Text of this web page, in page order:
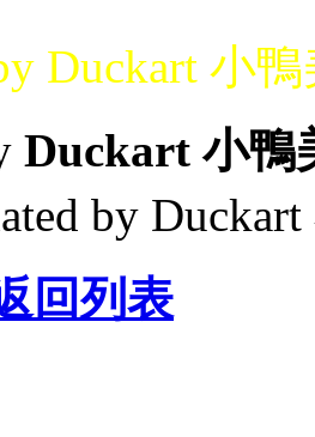
Duckart 小
Duckart 小鴨
by
回列表